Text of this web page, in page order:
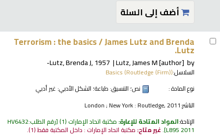
أضف إلى السلة
Terrorism : the basics /James Lutz and Brenda
Lutz.
by
Lutz, James M[author]
Lutz, Brenda J, 1957-
السلاسل:Basics (Routledge (Firm))
نوع المادة :
نص؛ التنسيق: طباعة؛ الشكل الأدبي: غير أدبي
الناشر:London ; New York : Routledge, 2011
الإتاحة:المواد المتاحة للإعارة: مكتبة اتحاد الإمارات (1) رقم الطلب:HV6432
L895 2011
.غير متاح: مكتبة اتحاد الإمارات : داخل المكتبة فقط(1).